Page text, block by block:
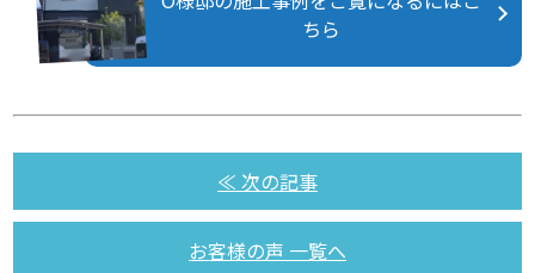
ちら
≪ 次の記事
お客様の声 一覧へ